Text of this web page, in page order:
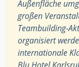
Außenfläche
großen
Teambuilding-
organisiert
internationale